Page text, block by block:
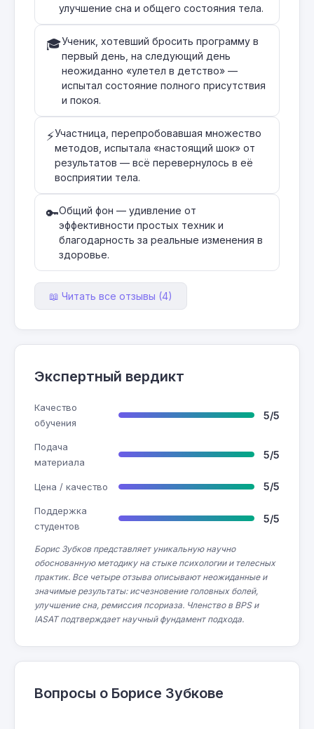
улучшение сна и общего состояния тела.
🎓Ученик, хотевший бросить программу в
первый день, на следующий день
неожиданно «улетел в детство» —
испытал состояние полного присутствия
и покоя.
⚡Участница, перепробовавшая множество
методов, испытала «настоящий шок» от
результатов — всё перевернулось в её
восприятии тела.
🔑Общий фон — удивление от
эффективности простых техник и
благодарность за реальные изменения в
здоровье.
📖 Читать все отзывы (4)
Экспертный вердикт
Качество
обучения
5/5
Подача
материала
5/5
Цена / качество 5/5
Поддержка
студентов
5/5
Борис Зубков представляет уникальную научно
обоснованную методику на стыке психологии и телесных
практик. Все четыре отзыва описывают неожиданные и
значимые результаты: исчезновение головных болей,
улучшение сна, ремиссия псориаза. Членство в BPS и
IASAT подтверждает научный фундамент подхода.
Вопросы о Борисе Зубкове